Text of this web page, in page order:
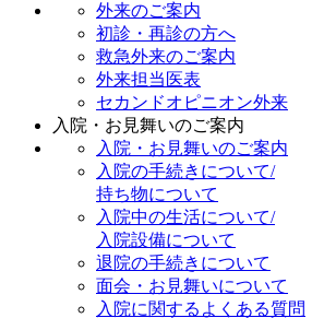
外来のご案内
初診・再診の方へ
救急外来のご案内
外来担当医表
セカンドオピニオン外来
入院・お見舞いのご案内
入院・お見舞いのご案内
入院の手続きについて/
持ち物について
入院中の生活について/
入院設備について
退院の手続きについて
面会・お見舞いについて
入院に関するよくある質問